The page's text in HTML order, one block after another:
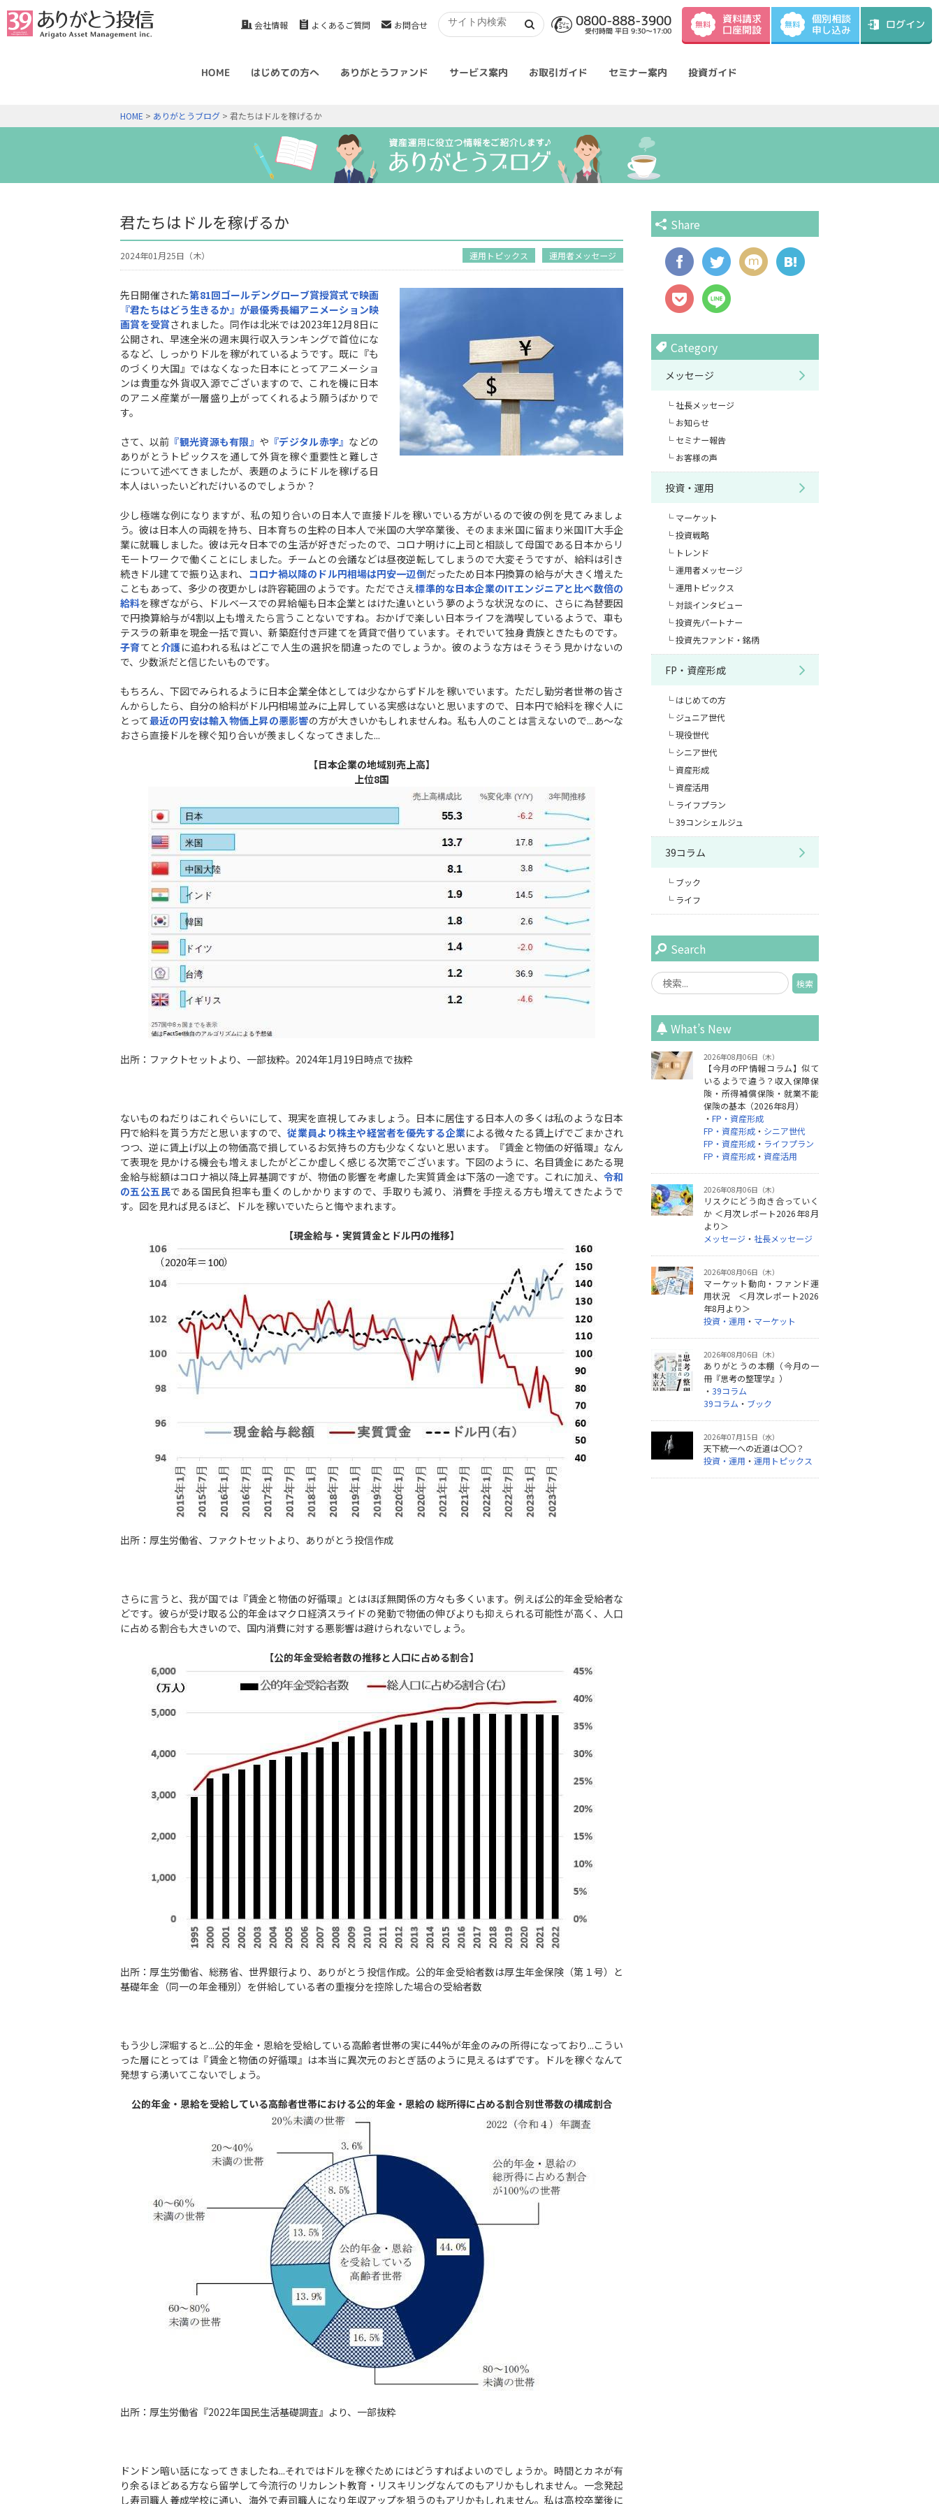
会社情報 よくあるご質問 お問合せ 0800-888-3900
受付時間 平日 9:30～17:00
無料 資料請求
口座開設 無料 個別相談
申し込み ログイン
HOME はじめての方へ ありがとうファンド サービス案内 お取引ガイド セミナー案内 投資ガイド
HOME > ありがとうブログ > 君たちはドルを稼げるか
君たちはドルを稼げるか
2024年01月25日（木） 運用トピックス 運用者メッセージ
先日開催された第81回ゴールデングローブ賞授賞式で映画
『君たちはどう生きるか』が最優秀長編アニメーション映
画賞を受賞されました。同作は北米では2023年12月8日に
公開され、早速全米の週末興行収入ランキングで首位にな
るなど、しっかりドルを稼がれているようです。既に『も
のづくり大国』ではなくなった日本にとってアニメーショ
ンは貴重な外貨収入源でございますので、これを機に日本
のアニメ産業が一層盛り上がってくれるよう願うばかりで
す。
さて、以前 『観光資源も有限』 や 『デジタル赤字』 などの
ありがとうトピックスを通して外貨を稼ぐ重要性と難しさ
について述べてきましたが、表題のようにドルを稼げる日
本人はいったいどれだけいるのでしょうか？
少し極端な例になりますが、私の知り合いの日本人で直接ドルを稼いでいる方がいるので彼の例を見てみましょ
う。彼は日本人の両親を持ち、日本育ちの生粋の日本人で米国の大学卒業後、そのまま米国に留まり米国IT大手企
業に就職しました。彼は元々日本での生活が好きだったので、コロナ明けに上司と相談して母国である日本からリ
モートワークで働くことにしました。チームとの会議などは昼夜逆転してしまうので大変そうですが、給料は引き
続きドル建てで振り込まれ、 コロナ禍以降のドル円相場は円安一辺倒だったため日本円換算の給与が大きく増えた
こともあって、多少の夜更かしは許容範囲のようです。ただでさえ標準的な日本企業のITエンジニアと比べ数倍の
給料を稼ぎながら、ドルベースでの昇給幅も日本企業とはけた違いという夢のような状況なのに、さらに為替要因
で円換算給与が4割以上も増えたら言うことないですね。おかげで楽しい日本ライフを満喫しているようで、車も
テスラの新車を現金一括で買い、新築庭付き戸建てを賃貸で借りています。それでいて独身貴族ときたものです。
子育てと 介護に追われる私はどこで人生の選択を間違ったのでしょうか。彼のような方はそうそう見かけないの
で、少数派だと信じたいものです。
もちろん、下図でみられるように日本企業全体としては少なからずドルを稼いでいます。ただし勤労者世帯の皆さ
んからしたら、自分の給料がドル円相場並みに上昇している実感はないと思いますので、日本円で給料を稼ぐ人に
とって最近の円安は輸入物価上昇の悪影響の方が大きいかもしれませんね。私も人のことは言えないので...あ～な
おさら直接ドルを稼ぐ知り合いが羨ましくなってきました...
【日本企業の地域別売上高】
上位8国
出所：ファクトセットより、一部抜粋。2024年1月19日時点で抜粋
ないものねだりはこれぐらいにして、現実を直視してみましょう。日本に居住する日本人の多くは私のような日本
円で給料を貰う方だと思いますので、従業員より株主や経営者を優先する企業による微々たる賃上げでごまかされ
つつ、逆に賃上げ以上の物価高で損しているお気持ちの方も少なくないと思います。『賃金と物価の好循環』なん
て表現を見かける機会も増えましたがどこか虚しく感じる次第でございます。下図のように、名目賃金にあたる現
金給与総額はコロナ禍以降上昇基調ですが、物価の影響を考慮した実質賃金は下落の一途です。これに加え、 令和
の五公五民である国民負担率も重くのしかかりますので、手取りも減り、消費を手控える方も増えてきたようで
す。図を見れば見るほど、ドルを稼いでいたらと悔やまれます。
【現金給与・実質賃金とドル円の推移】
出所：厚生労働省、ファクトセットより、ありがとう投信作成
さらに言うと、我が国では『賃金と物価の好循環』とはほぼ無関係の方々も多くいます。例えば公的年金受給者な
どです。彼らが受け取る公的年金はマクロ経済スライドの発動で物価の伸びよりも抑えられる可能性が高く、人口
に占める割合も大きいので、国内消費に対する悪影響は避けられないでしょう。
【公的年金受給者数の推移と人口に占める割合】
出所：厚生労働省、総務省、世界銀行より、ありがとう投信作成。公的年金受給者数は厚生年金保険（第１号）と
基礎年金（同一の年金種別）を併給している者の重複分を控除した場合の受給者数
もう少し深堀すると...公的年金・恩給を受給している高齢者世帯の実に44%が年金のみの所得になっており...こうい
った層にとっては『賃金と物価の好循環』は本当に異次元のおとぎ話のように見えるはずです。ドルを稼ぐなんて
発想すら湧いてこないでしょう。
公的年金・恩給を受給している高齢者世帯における公的年金・恩給の 総所得に占める割合別世帯数の構成割合
出所：厚生労働省『2022年国民生活基礎調査』より、一部抜粋
ドンドン暗い話になってきましたね...それではドルを稼ぐためにはどうすればよいのでしょうか。時間とカネが有
り余るほどある方なら留学して今流行のリカレント教育・リスキリングなんてのもアリかもしれません。一念発起
し寿司職人養成学校に通い、海外で寿司職人になり年収アップを狙うのもアリかもしれません。私は高校卒業後に
Share
Category
メッセージ
社長メッセージ
お知らせ
セミナー報告
お客様の声
投資・運用
マーケット
投資戦略
トレンド
運用者メッセージ
運用トピックス
対談インタビュー
投資先パートナー
投資先ファンド・銘柄
FP・資産形成
はじめての方
ジュニア世代
現役世代
シニア世代
資産形成
資産活用
ライフプラン
39コンシェルジュ
39コラム
ブック
ライフ
Search
What’s New
2026年08月06日（木）
【今月のFP情報コラム】似て
いるようで違う？収入保障保
険・所得補償保険・就業不能
保険の基本（2026年8月）
・ FP・資産形成
FP・資産形成 ・ シニア世代
FP・資産形成 ・ ライフプラン
FP・資産形成 ・ 資産活用
2026年08月06日（木）
リスクにどう向き合っていく
か ＜月次レポート2026年8月
より＞
メッセージ ・ 社長メッセージ
2026年08月06日（木）
マーケット動向・ファンド運
用状況 ＜月次レポート2026
年8月より＞
投資・運用 ・ マーケット
2026年08月06日（木）
ありがとうの本棚（今月の一
冊『思考の整理学』）
・ 39コラム
39コラム ・ ブック
2026年07月15日（水）
天下統一への近道は〇〇？
投資・運用 ・ 運用トピックス